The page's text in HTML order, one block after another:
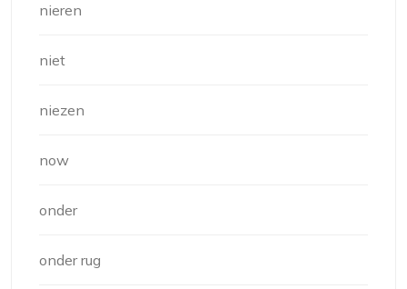
nieren
niet
niezen
now
onder
onder rug